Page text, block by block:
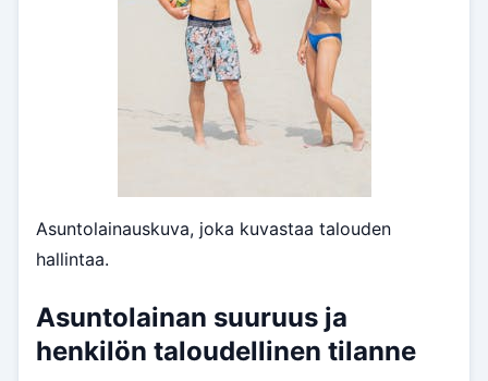
Asuntolainauskuva, joka kuvastaa talouden
hallintaa.
Asuntolainan suuruus ja
henkilön taloudellinen tilanne